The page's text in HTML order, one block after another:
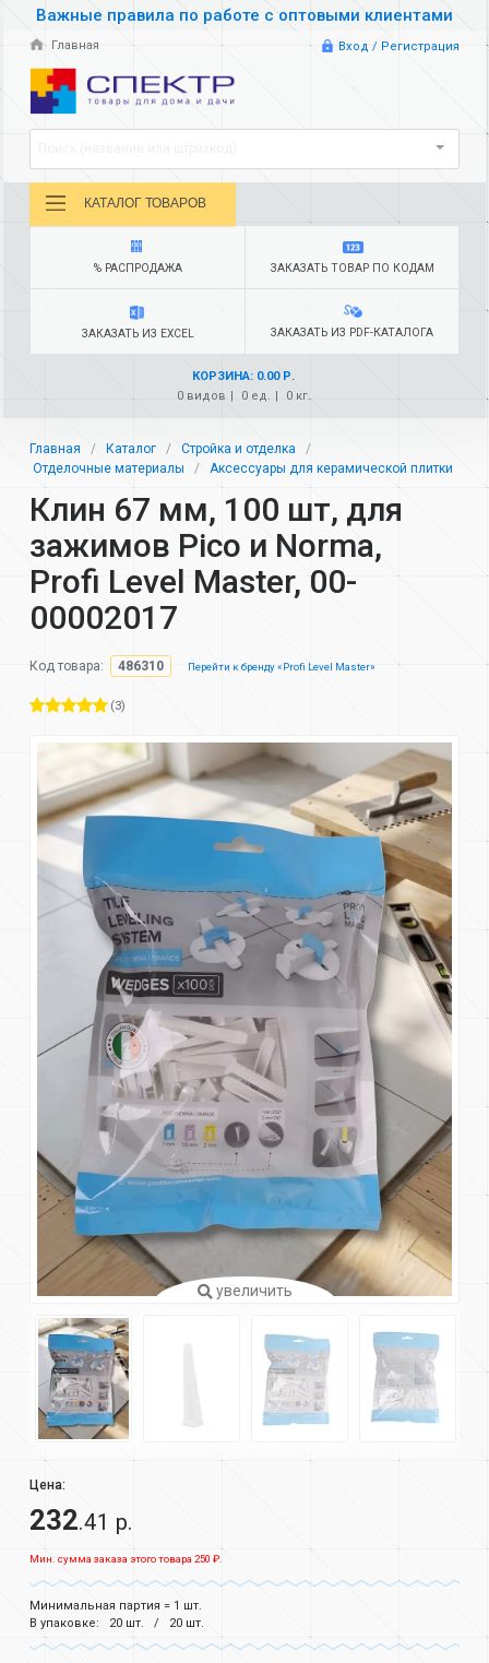
Важные правила по работе с оптовыми клиентами
Главная Вход / Регистрация
КАТАЛОГ ТОВАРОВ
% РАСПРОДАЖА ЗАКАЗАТЬ ТОВАР ПО КОДАМ
ЗАКАЗАТЬ ИЗ EXCEL ЗАКАЗАТЬ ИЗ PDF-КАТАЛОГА
КОРЗИНА: 0.00 Р.
0 видов
0 ед. 0 кг.
Главная Каталог
Стройка и отделка
Отделочные материалы
Аксессуары для керамической плитки
Клин 67 мм, 100 шт, для
зажимов Pico и Norma,
Profi Level Master, 00-
00002017
Код товара: 486310 Перейти к бренду «Profi Level Master»
(3)
увеличить
Цена:
232.41 р.
Мин. сумма заказа этого товара 250 ₽.
Минимальная партия = 1 шт.
В упаковке:
20 шт. 20 шт.